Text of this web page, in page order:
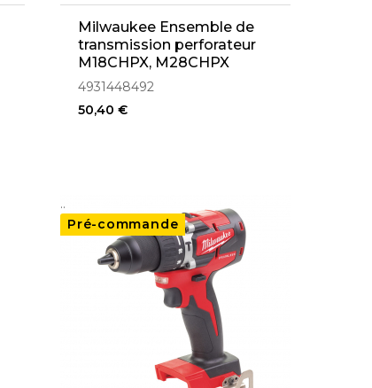
Milwaukee Ensemble de
transmission perforateur
M18CHPX, M28CHPX
(4931448492)
4931448492
50,40 €
..
Pré-commande